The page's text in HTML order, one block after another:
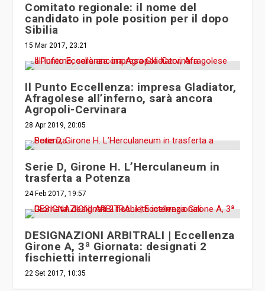
candidato in pole position per il dopo
Sibilia
15 Mar 2017, 23:21
Il Punto Eccellenza: impresa Gladiator,
Afragolese all’inferno, sarà ancora
Agropoli-Cervinara
28 Apr 2019, 20:05
Serie D, Girone H. L’Herculaneum in
trasferta a Potenza
24 Feb 2017, 19:57
DESIGNAZIONI ARBITRALI | Eccellenza
Girone A, 3ª Giornata: designati 2
fischietti interregionali
22 Set 2017, 10:35